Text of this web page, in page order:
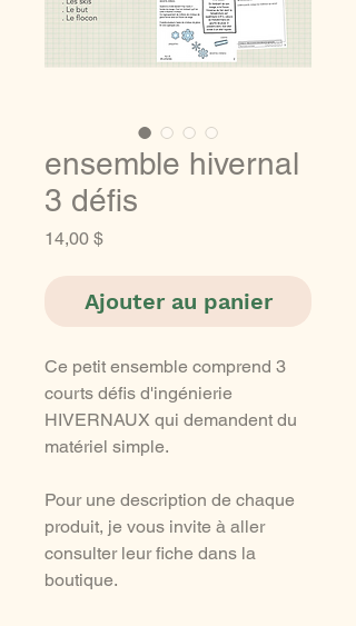
ensemble hivernal
3 défis
14,00 $Prix
Ajouter au panier
Ce petit ensemble comprend 3
courts défis d'ingénierie
HIVERNAUX qui demandent du
matériel simple.
Pour une description de chaque
produit, je vous invite à aller
consulter leur fiche dans la
boutique.